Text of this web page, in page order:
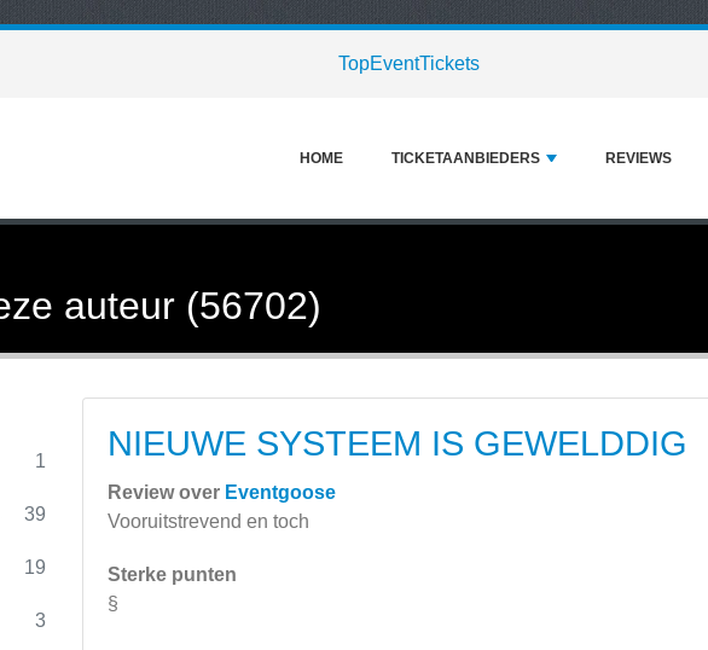
TopEventTickets
HOME TICKETAANBIEDERS REVIEWS
auteur (56702)
1
39
19
3
NIEUWE SYSTEEM IS GEWELDDIG
Review over Eventgoose
Vooruitstrevend en toch
Sterke punten
§